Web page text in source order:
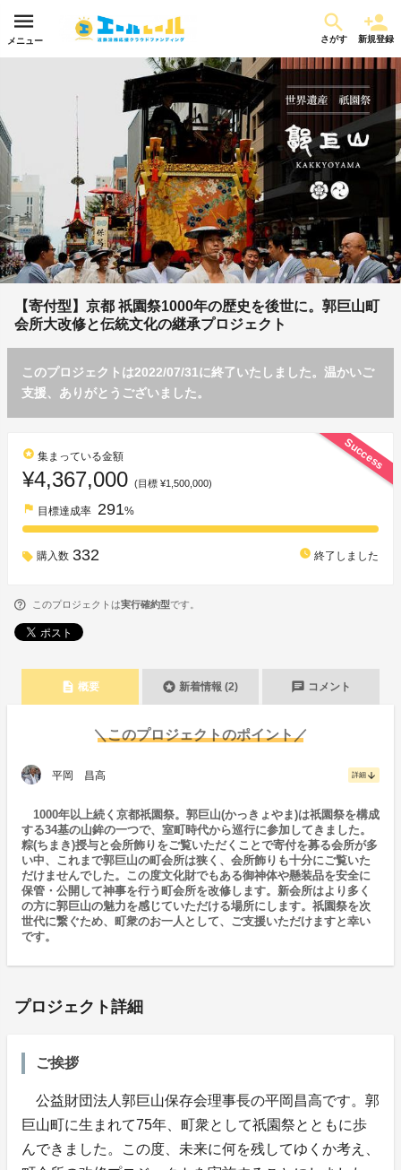
メニュー さがす 新規登録
【寄付型】京都 祇園祭1000年の歴史を後世に。郭巨山町
会所大改修と伝統文化の継承プロジェクト
このプロジェクトは2022/07/31に終了いたしました。温かいご
支援、ありがとうございました。
Success
stars 集まっている金額
¥4,367,000 (目標 ¥1,500,000)
flag 目標達成率 291%
購入数 332 watch_later 終了しました
このプロジェクトは実行確約型です。
description 概要 stars 新着情報 (2) chat コメント
＼このプロジェクトのポイント／
平岡 昌高 詳細 arrow_downward
1000年以上続く京都祇園祭。郭巨山(かっきょやま)は祇園祭を構成
する34基の山鉾の一つで、室町時代から巡行に参加してきました。
粽(ちまき)授与と会所飾りをご覧いただくことで寄付を募る会所が多
い中、これまで郭巨山の町会所は狭く、会所飾りも十分にご覧いた
だけませんでした。この度文化財でもある御神体や懸装品を安全に
保管・公開して神事を行う町会所を改修します。新会所はより多く
の方に郭巨山の魅力を感じていただける場所にします。祇園祭を次
世代に繋ぐため、町衆のお一人として、ご支援いただけますと幸い
です。
プロジェクト詳細
ご挨拶
公益財団法人郭巨山保存会理事長の平岡昌高です。郭
巨山町に生まれて75年、町衆として祇園祭とともに歩
んできました。この度、未来に何を残してゆくか考え、